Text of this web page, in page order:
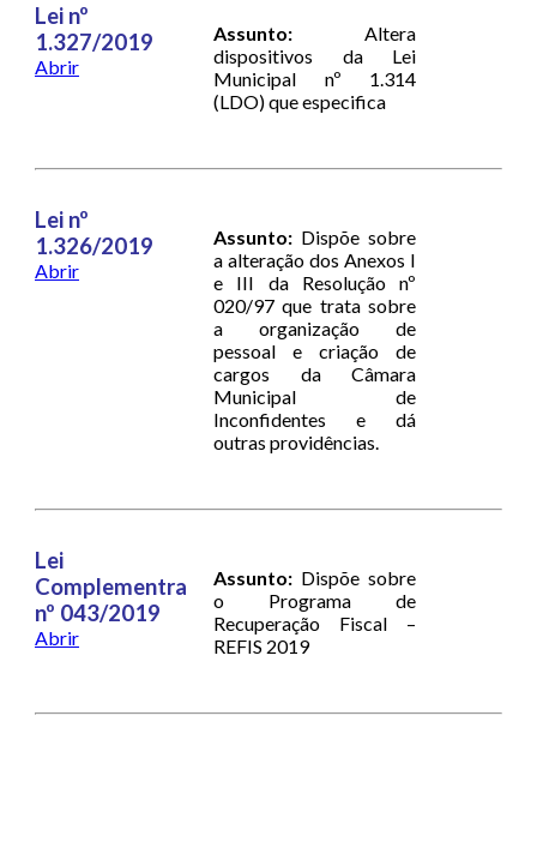
Lei nº
1.327/2019
Abrir
Assunto: Altera
dispositivos da Lei
Municipal nº 1.314
(LDO) que especifica
Lei nº
1.326/2019
Abrir
Assunto: Dispõe sobre
a alteração dos Anexos I
e III da Resolução nº
020/97 que trata sobre
a organização de
pessoal e criação de
cargos da Câmara
Municipal de
Inconfidentes e dá
outras providências.
Lei
Complementra
nº 043/2019
Abrir
Assunto: Dispõe sobre
o Programa de
Recuperação Fiscal –
REFIS 2019